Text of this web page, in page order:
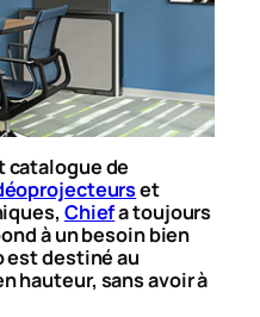
catalogue de
et
Chiefa toujours
à un besoin bien
est destiné au
hauteur, sans avoir à